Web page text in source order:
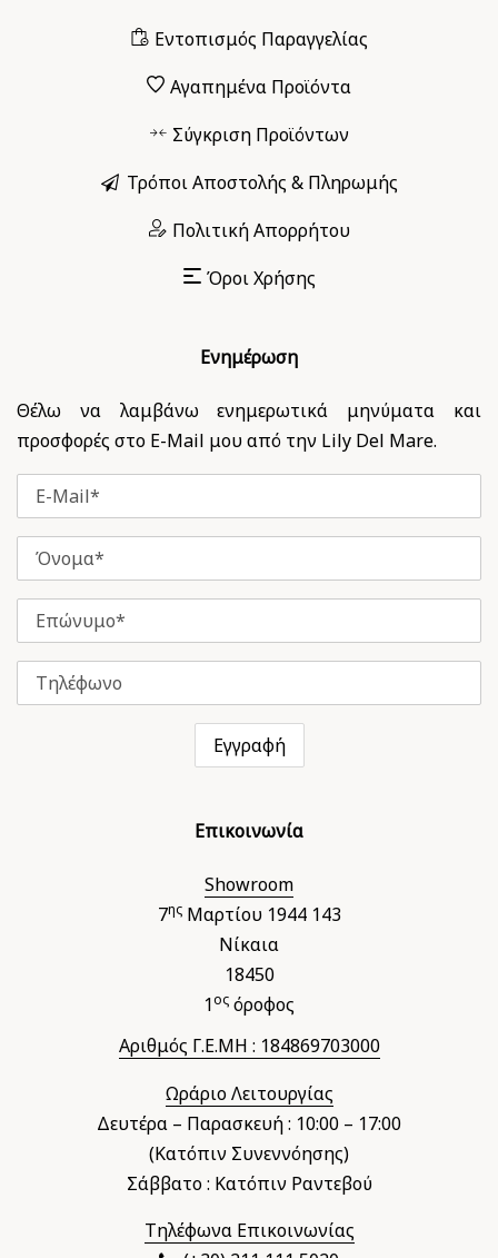
Εντοπισμός Παραγγελίας
Αγαπημένα Προϊόντα
Σύγκριση Προϊόντων
Τρόποι Αποστολής & Πληρωμής
Πολιτική Απορρήτου
Όροι Χρήσης
Ενημέρωση
Θέλω να λαμβάνω ενημερωτικά μηνύματα και
προσφορές στο E-Mail μου από την Lily Del Mare.
Επικοινωνία
Showroom
7ηςΜαρτίου 1944 143
Νίκαια
18450
1ος όροφος
Αριθμός Γ.Ε.ΜΗ : 184869703000
Ωράριο Λειτουργίας
Δευτέρα – Παρασκευή : 10:00 – 17:00
(Κατόπιν Συνεννόησης)
Σάββατο : Κατόπιν Ραντεβού
Τηλέφωνα Επικοινωνίας